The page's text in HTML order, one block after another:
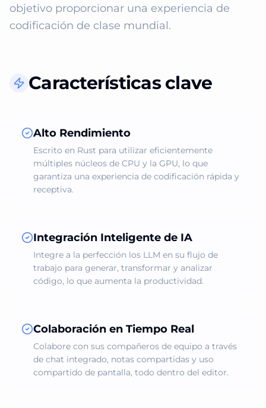
objetivo proporcionar una experiencia de
codificación de clase mundial.
Características clave
Alto Rendimiento
Escrito en Rust para utilizar eficientemente
múltiples núcleos de CPU y la GPU, lo que
garantiza una experiencia de codificación rápida y
receptiva.
Integración Inteligente de IA
Integre a la perfección los LLM en su flujo de
trabajo para generar, transformar y analizar
código, lo que aumenta la productividad.
Colaboración en Tiempo Real
Colabore con sus compañeros de equipo a través
de chat integrado, notas compartidas y uso
compartido de pantalla, todo dentro del editor.